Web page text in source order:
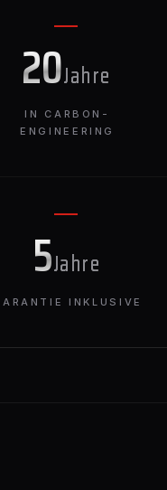
20Jahre
IN CARBON-
ENGINEERING
5Jahre
INKLUSIVE